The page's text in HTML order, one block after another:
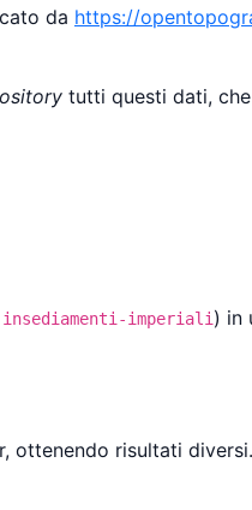
da https://
tutti questi dati,
insediamenti-imperiali ) in
risultati